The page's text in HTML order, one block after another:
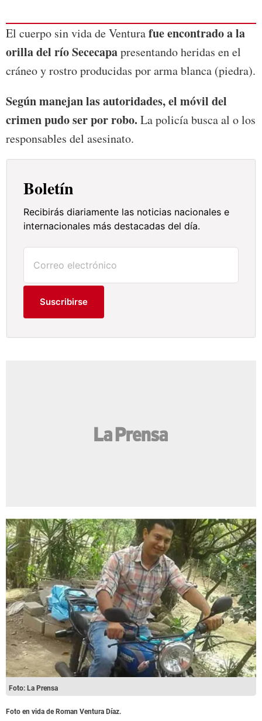
El cuerpo sin vida de Venturafue encontrado a la
orilla del río Sececapapresentando heridas en el
cráneo y rostro producidas por arma blanca (piedra).
Según manejan las autoridades, el móvil del
crimen pudo ser por robo. La policía busca al o los
responsables del asesinato.
Boletín
Recibirás diariamente las noticias nacionales e
internacionales más destacadas del día.
Suscribirse
Foto: La Prensa
Foto en vida de Roman Ventura Díaz.